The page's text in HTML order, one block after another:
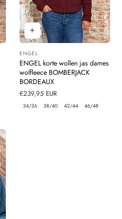
Leverancier:
ENGEL
ENGEL korte wollen jas dames
wolfleece BOMBERJACK
BORDEAUX
Normale
prijs
€239,95 EUR
34/36 38/40 42/44 46/48